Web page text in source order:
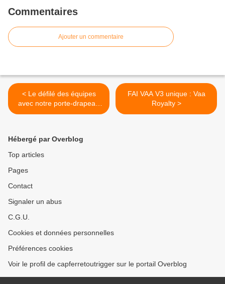
Commentaires
Ajouter un commentaire
< Le défilé des équipes
avec notre porte-drapeau
guest star Francky
FAI VAA V3 unique : Vaa
Royalty >
Hébergé par Overblog
Top articles
Pages
Contact
Signaler un abus
C.G.U.
Cookies et données personnelles
Préférences cookies
Voir le profil de capferretoutrigger sur le portail Overblog